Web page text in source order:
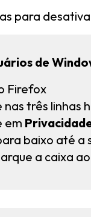
para
de
Firefox
nas três linhas
em
baixo até a
a caixa